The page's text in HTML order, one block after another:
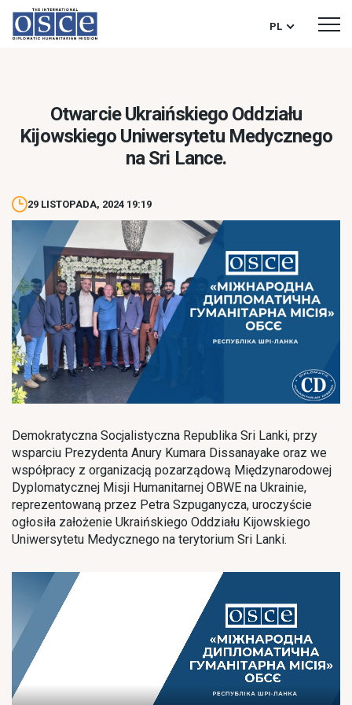
PL
Otwarcie Ukraińskiego Oddziału
Kijowskiego Uniwersytetu Medycznego
na Sri Lance.
29 LISTOPADA, 2024 19:19
Demokratyczna Socjalistyczna Republika Sri Lanki, przy
wsparciu Prezydenta Anury Kumara Dissanayake oraz we
współpracy z organizacją pozarządową Międzynarodowej
Dyplomatycznej Misji Humanitarnej OBWE na Ukrainie,
reprezentowaną przez Petra Szpuganycza, uroczyście
ogłosiła założenie Ukraińskiego Oddziału Kijowskiego
Uniwersytetu Medycznego na terytorium Sri Lanki.